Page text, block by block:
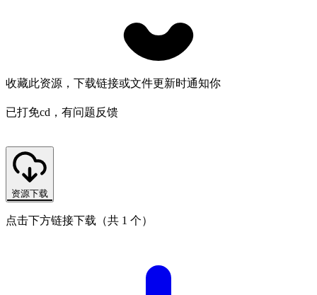
收藏此资源，下载链接或文件更新时通知你
已打免cd，有问题反馈
资源下载
点击下方链接下载（共 1 个）